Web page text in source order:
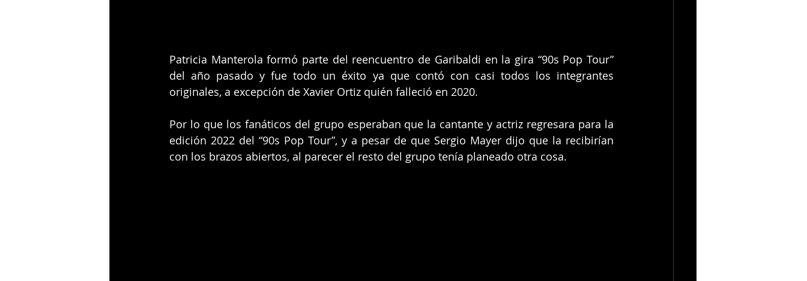
Patricia Manterola formó parte del reencuentro de Garibaldi en la gira “90s Pop Tour”
del año pasado y fue todo un éxito ya que contó con casi todos los integrantes
originales, a excepción de Xavier Ortiz quién falleció en 2020.
Por lo que los fanáticos del grupo esperaban que la cantante y actriz regresara para la
edición 2022 del “90s Pop Tour”, y a pesar de que Sergio Mayer dijo que la recibirían
con los brazos abiertos, al parecer el resto del grupo tenía planeado otra cosa.